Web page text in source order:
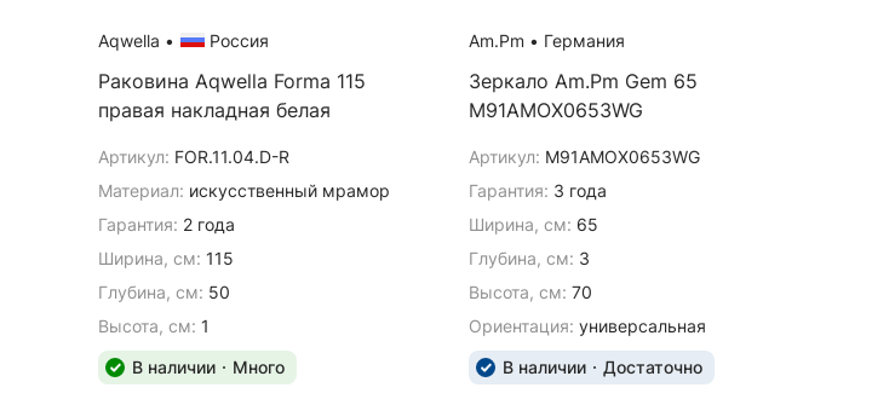
Aqwella • Россия
Раковина Aqwella Forma 115
правая накладная белая
Артикул: FOR.11.04.D-R
Материал: искусственный мрамор
Гарантия: 2 года
Ширина, см: 115
Глубина, см: 50
Высота, см: 1
В наличии
Много
Am.Pm • Германия
Зеркало Am.Pm Gem 65
M91AMOX0653WG
Артикул: M91AMOX0653WG
Гарантия: 3 года
Ширина, см: 65
Глубина, см: 3
Высота, см: 70
Ориентация: универсальная
В наличии
Достаточно